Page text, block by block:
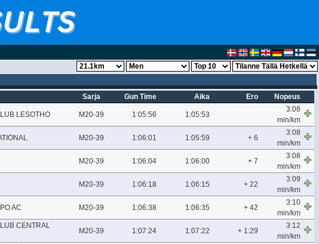
Sarja Gun Time Aika Ero Nopeus
LESOTHO M20-39 1:05:56 1:05:53
3:08
min/km
M20-39 1:06:01 1:05:59 + 6
3:08
min/km
M20-39 1:06:04 1:06:00 + 7
3:08
min/km
M20-39 1:06:18 1:06:15 + 22
3:09
min/km
AC M20-39 1:06:38 1:06:35 + 42
3:10
min/km
CENTRAL
M20-39 1:07:24 1:07:22 + 1:29
3:12
min/km